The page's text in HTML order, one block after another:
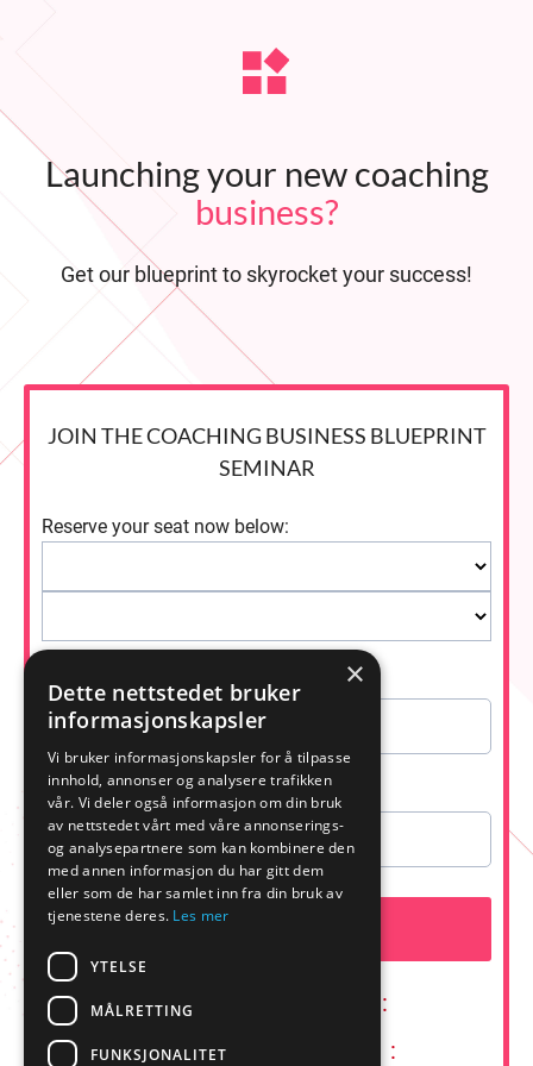
Launching your new coaching
business?
Get our blueprint to skyrocket your success!
JOIN THE COACHING BUSINESS BLUEPRINT
SEMINAR
Reserve your seat now below:
Your name
Your email address
SAVE MY SEAT
:
:
×
Dette nettstedet bruker
informasjonskapsler
Vi bruker informasjonskapsler for å tilpasse
innhold, annonser og analysere trafikken
vår. Vi deler også informasjon om din bruk
av nettstedet vårt med våre annonserings-
og analysepartnere som kan kombinere den
med annen informasjon du har gitt dem
eller som de har samlet inn fra din bruk av
tjenestene deres. Les mer
YTELSE
MÅLRETTING
FUNKSJONALITET